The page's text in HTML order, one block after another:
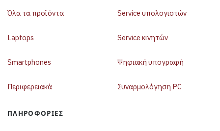
Όλα τα προϊόντα
Laptops
Smartphones
Περιφερειακά
Service υπολογιστών
Service κινητών
Ψηφιακή υπογραφή
Συναρμολόγηση PC
ΠΛΗΡΟΦΟΡΊΕΣ